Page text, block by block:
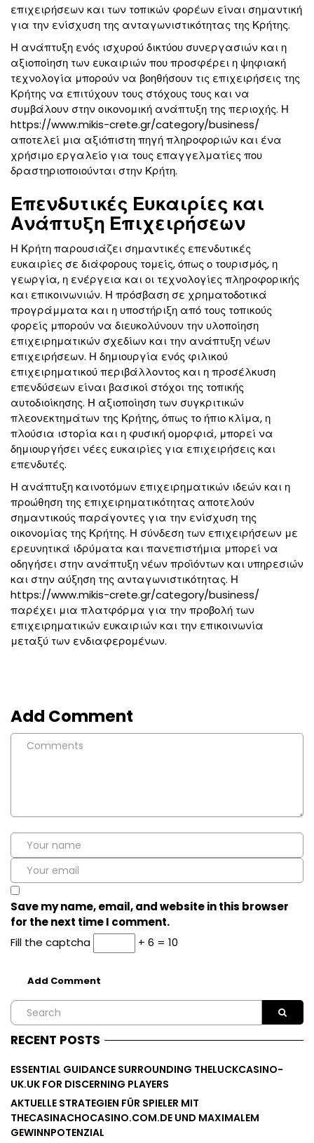
επιχειρήσεων και των τοπικών φορέων είναι σημαντική
για την ενίσχυση της ανταγωνιστικότητας της Κρήτης.
Η ανάπτυξη ενός ισχυρού δικτύου συνεργασιών και η
αξιοποίηση των ευκαιριών που προσφέρει η ψηφιακή
τεχνολογία μπορούν να βοηθήσουν τις επιχειρήσεις της
Κρήτης να επιτύχουν τους στόχους τους και να
συμβάλουν στην οικονομική ανάπτυξη της περιοχής. Η
https://www.mikis-crete.gr/category/business/
αποτελεί μια αξιόπιστη πηγή πληροφοριών και ένα
χρήσιμο εργαλείο για τους επαγγελματίες που
δραστηριοποιούνται στην Κρήτη.
Επενδυτικές Ευκαιρίες και
Ανάπτυξη Επιχειρήσεων
Η Κρήτη παρουσιάζει σημαντικές επενδυτικές
ευκαιρίες σε διάφορους τομείς, όπως ο τουρισμός, η
γεωργία, η ενέργεια και οι τεχνολογίες πληροφορικής
και επικοινωνιών. Η πρόσβαση σε χρηματοδοτικά
προγράμματα και η υποστήριξη από τους τοπικούς
φορείς μπορούν να διευκολύνουν την υλοποίηση
επιχειρηματικών σχεδίων και την ανάπτυξη νέων
επιχειρήσεων. Η δημιουργία ενός φιλικού
επιχειρηματικού περιβάλλοντος και η προσέλκυση
επενδύσεων είναι βασικοί στόχοι της τοπικής
αυτοδιοίκησης. Η αξιοποίηση των συγκριτικών
πλεονεκτημάτων της Κρήτης, όπως το ήπιο κλίμα, η
πλούσια ιστορία και η φυσική ομορφιά, μπορεί να
δημιουργήσει νέες ευκαιρίες για επιχειρήσεις και
επενδυτές.
Η ανάπτυξη καινοτόμων επιχειρηματικών ιδεών και η
προώθηση της επιχειρηματικότητας αποτελούν
σημαντικούς παράγοντες για την ενίσχυση της
οικονομίας της Κρήτης. Η σύνδεση των επιχειρήσεων με
ερευνητικά ιδρύματα και πανεπιστήμια μπορεί να
οδηγήσει στην ανάπτυξη νέων προϊόντων και υπηρεσιών
και στην αύξηση της ανταγωνιστικότητας. Η
https://www.mikis-crete.gr/category/business/
παρέχει μια πλατφόρμα για την προβολή των
επιχειρηματικών ευκαιριών και την επικοινωνία
μεταξύ των ενδιαφερομένων.
Add Comment
Save my name, email, and website in this browser
for the next time I comment.
Fill the captcha
+ 6 = 10
RECENT POSTS
ESSENTIAL GUIDANCE SURROUNDING THELUCKCASINO-
UK.UK FOR DISCERNING PLAYERS
AKTUELLE STRATEGIEN FÜR SPIELER MIT
THECASINACHOCASINO.COM.DE UND MAXIMALEM
GEWINNPOTENZIAL